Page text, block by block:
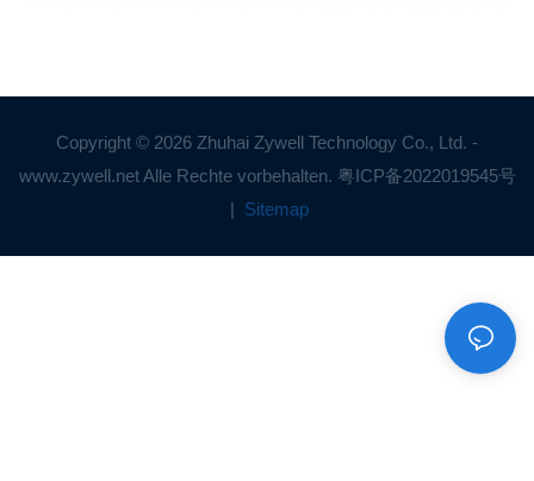
Copyright © 2026 Zhuhai Zywell Technology Co., Ltd. -
www.zywell.net Alle Rechte vorbehalten. 粤ICP备2022019545号
| Sitemap